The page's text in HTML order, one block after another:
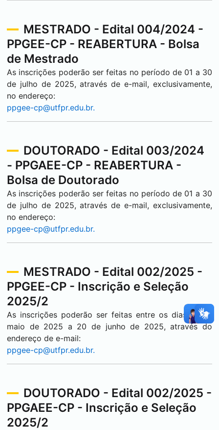
MESTRADO - Edital 004/2024 -
PPGEE-CP - REABERTURA - Bolsa
de Mestrado
As inscrições poderão ser feitas no período de 01 a 30
de julho de 2025, através de e-mail, exclusivamente,
no endereço:
ppgee-cp@utfpr.edu.br.
DOUTORADO - Edital 003/2024
- PPGAEE-CP - REABERTURA -
Bolsa de Doutorado
As inscrições poderão ser feitas no período de 01 a 30
de julho de 2025, através de e-mail, exclusivamente,
no endereço:
ppgee-cp@utfpr.edu.br.
MESTRADO - Edital 002/2025 -
PPGEE-CP - Inscrição e Seleção
2025/2
As inscrições poderão ser feitas entre os dias 21 de
maio de 2025 a 20 de junho de 2025, através do
endereço de e-mail:
ppgee-cp@utfpr.edu.br.
DOUTORADO - Edital 002/2025 -
PPGAEE-CP - Inscrição e Seleção
2025/2